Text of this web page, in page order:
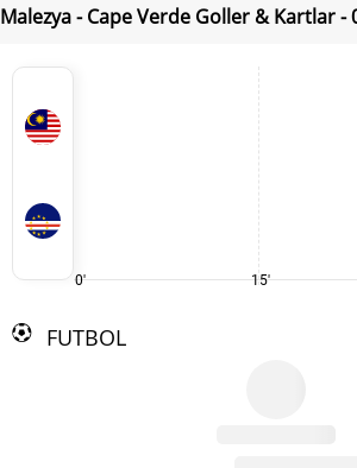
Malezya - Cape Verde Goller & Kartlar -
0' 15'
FUTBOL